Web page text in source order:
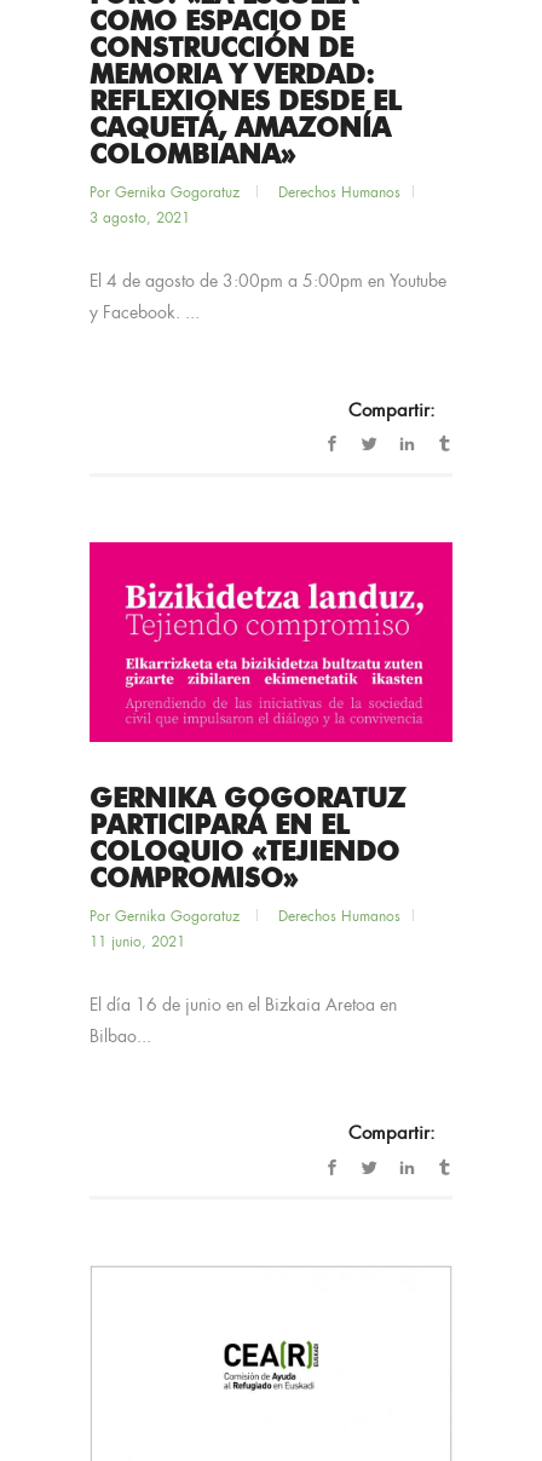
COMO ESPACIO DE
CONSTRUCCIÓN DE
MEMORIA Y VERDAD:
REFLEXIONES DESDE EL
CAQUETÁ, AMAZONÍA
COLOMBIANA»
Por Gernika Gogoratuz
Derechos Humanos
3 agosto, 2021
El 4 de agosto de 3:00pm a 5:00pm en Youtube
y Facebook. ...
Compartir:
GERNIKA GOGORATUZ
PARTICIPARÁ EN EL
COLOQUIO «TEJIENDO
COMPROMISO»
Por Gernika Gogoratuz
Derechos Humanos
11 junio, 2021
El día 16 de junio en el Bizkaia Aretoa en
Bilbao...
Compartir: